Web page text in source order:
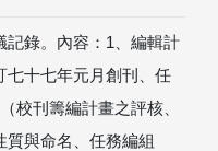
記錄。內容：1、編輯計
七十七年元月創刊、任
校刊籌編計畫之評核、
與命名、任務編組